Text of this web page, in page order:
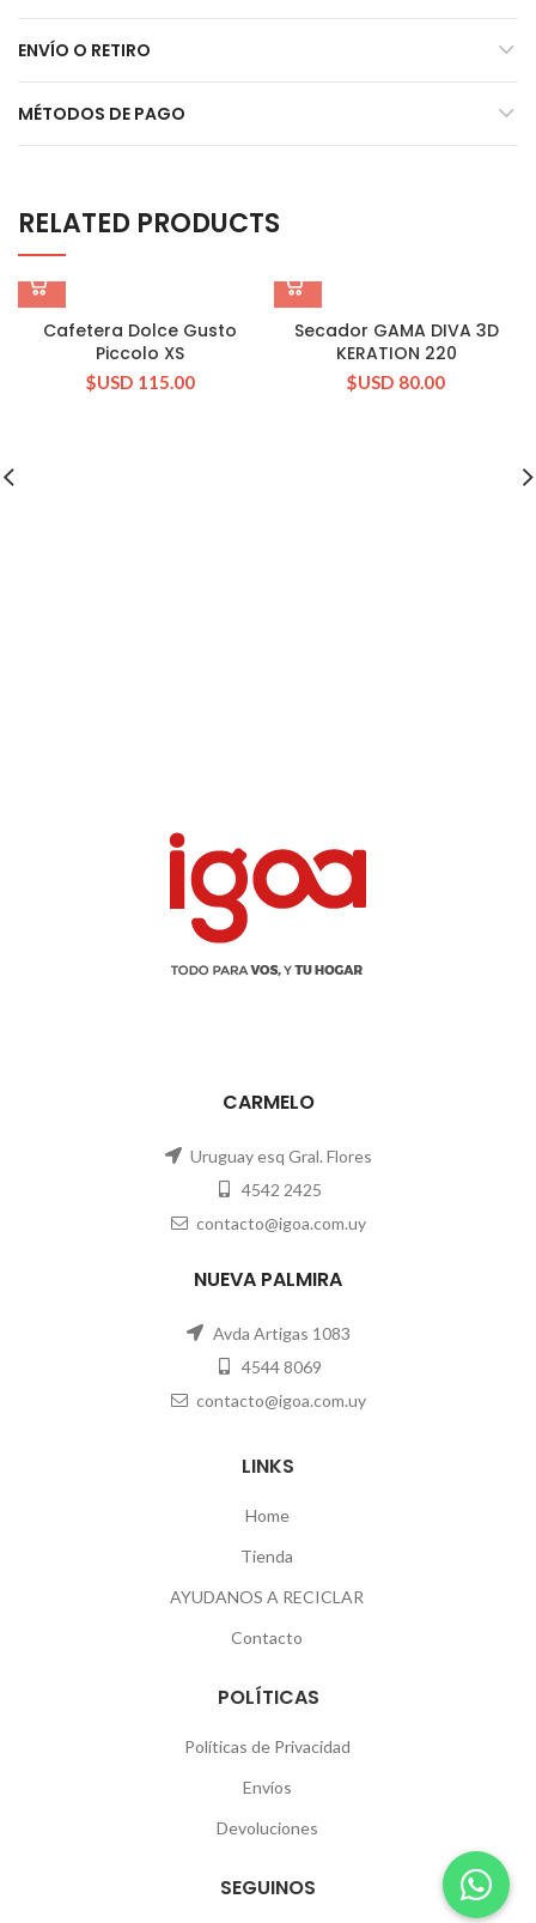
ENVÍO O RETIRO
MÉTODOS DE PAGO
RELATED PRODUCTS
Cafetera Dolce Gusto
Piccolo XS
$USD 115.00
Secador GAMA DIVA 3D
KERATION 220
$USD 80.00
CARMELO
Uruguay esq Gral. Flores
4542 2425
contacto@igoa.com.uy
NUEVA PALMIRA
Avda Artigas 1083
4544 8069
contacto@igoa.com.uy
LINKS
Home
Tienda
AYUDANOS A RECICLAR
Contacto
POLÍTICAS
Políticas de Privacidad
Envíos
Devoluciones
SEGUINOS